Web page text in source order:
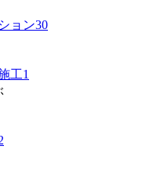
ョン30
工1